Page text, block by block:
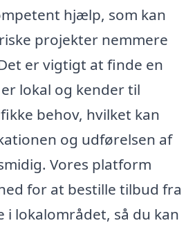
hjælp, som kan
projekter nemmere
er vigtigt at finde en
lokal og kender til
behov, hvilket kan
og udførelsen af
Vores platform
for at bestille tilbud fra
i lokalområdet, så du kan